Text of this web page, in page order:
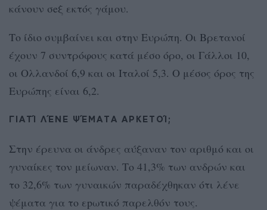
κάνουν σeξ εκτός γάμου.
Το ίδιο συμβαίνει και στην Ευρώπη. Οι Βρετανοί
έχουν 7 συντρόφους κατά μέσο όρο, οι Γάλλοι 10,
οι Ολλανδοί 6,9 και οι Ιταλοί 5,3. Ο μέσος όρος της
Ευρώπης είναι 6,2.
ΓΙΑΤΊ ΛΈΝΕ ΨΈΜΑΤΑ ΑΡΚΕΤΟΊ;
Στην έρευνα οι άνδρες αύξαναν τον αριθμό και οι
γυναίκες τον μείωναν. Το 41,3% των ανδρών και
το 32,6% των γυναικών παραδέχθηκαν ότι λένε
ψέματα για το εpωτικό παρελθόν τους.